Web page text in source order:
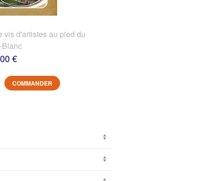
vis d'artistes au pied du
Blanc
€
COMMANDER